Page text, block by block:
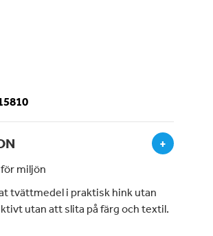
+
miljön
tvättmedel i praktisk hink utan
utan att slita på färg och textil.